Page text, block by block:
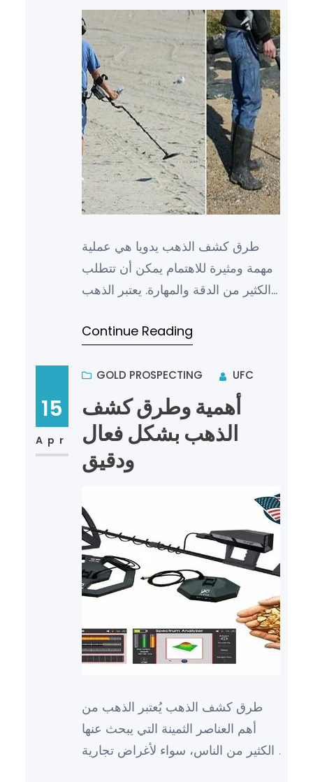
طرق كشف الذهب يدويا هي عملية
مهمة ومثيرة للاهتمام يمكن أن تتطلب
الكثير من الدقة والمهارة. يعتبر الذهب
العديد من الصناعات…
Continue Reading
15
Apr
GOLD PROSPECTING UFC
أهمية وطرق كشف
الذهب بشكل فعال
ودقيق
طرق كشف الذهب يُعتبر الذهب من
أهم العناصر الثمينة التي يبحث عنها
الكثير من الناس، سواء لأغراض تجارية